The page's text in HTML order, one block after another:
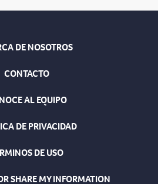
DE NOSOTROS
CONTACTO
AL EQUIPO
DE PRIVACIDAD
DE USO
SHARE MY INFORMATION